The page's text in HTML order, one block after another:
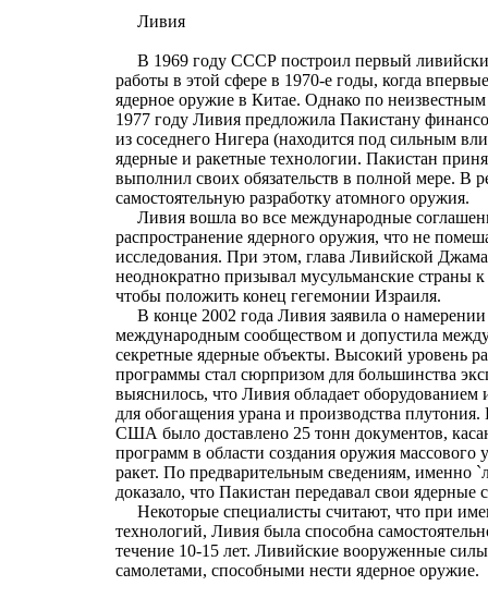
Ливия
В 1969 году СССР построил первый
работы в этой сфере в 1970-е годы, когда
ядерное оружие в Китае. Однако по
1977 году Ливия предложила Пакистану
из соседнего Нигера (находится под сильным
ядерные и ракетные технологии. Пакистан
выполнил своих обязательств в полной мере. В
самостоятельную разработку атомного оружия.
Ливия вошла во все международные
распространение ядерного оружия, что не
исследования. При этом, глава Ливийской
неоднократно призывал мусульманские страны
чтобы положить конец гегемонии Израиля.
В конце 2002 года Ливия заявила о намерении
международным сообществом и допустила
секретные ядерные объекты. Высокий уровень
программы стал сюрпризом для большинства
выяснилось, что Ливия обладает
для обогащения урана и производства
США было доставлено 25 тонн документов,
программ в области создания оружия массового
ракет. По предварительным сведениям, именно
доказало, что Пакистан передавал свои ядерные
Некоторые специалисты считают, что при
технологий, Ливия была способна
течение 10-15 лет. Ливийские вооруженные
самолетами, способными нести ядерное оружие.